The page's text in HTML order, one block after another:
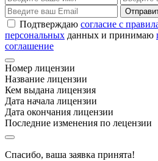
Подтверждаю согласие с
персональных данных и принимаю
соглашение
Номер лицензии
Название лицензии
Кем выдана лицензия
Дата начала лицензии
Дата окончания лицензии
Последние изменения по лецензии
Спасибо, ваша заявка принята!